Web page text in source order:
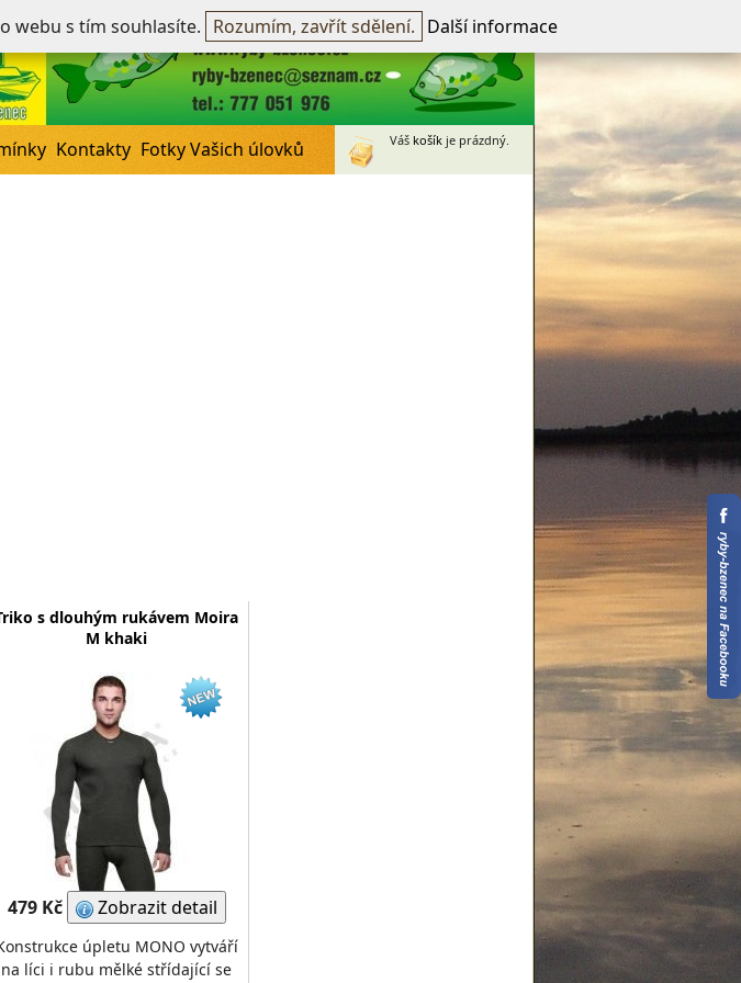
Nepřihlášen -přihlásit~Registrovat
Kontakty Fotky Vašich úlovků Váš košík je prázdný.
s dlouhým rukávem Moira
M khaki
479 Kč Zobrazit detail
úpletu MONO vytváří
na líci i rubu mělké střídající se
webu s tím souhlasíte. Rozumím, zavřít sdělení. Další informace